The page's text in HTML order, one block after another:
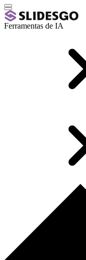
Ferramentas de IA